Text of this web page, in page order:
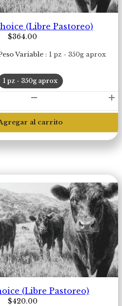
(Libre Pastoreo)
$364.00
Variable 1 pz - 350g aprox
1 pz - 350g aprox
al carrito
(Libre Pastoreo)
$420.00